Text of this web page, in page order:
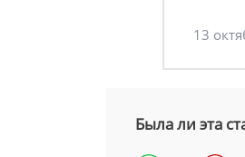
13
Была ли эта